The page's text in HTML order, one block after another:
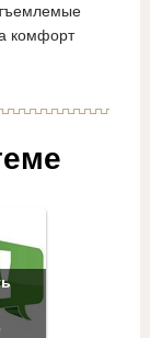
комфорт